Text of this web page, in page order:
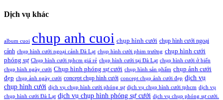
Dịch vụ khác
album cuoi chup anh cuoi chụp hình cưới chụp hình cưới ngoại
cảnh chụp hình cưới ngoại cảnh Đà Lạt chụp hình cưới phim trường chụp hình cưới
phóng sự Chụp hình cưới tphcm giá rẻ chụp hình cưới tại Đà Lạt chụp hình cưới ở biển
chụp hình ngày cưới Chụp hình phóng sự cưới chụp hình sản phẩm chụp ảnh cưới
đẹp chụp ảnh ngày cưới concept chụp hình cưới concept chụp ảnh cưới đẹp dịch vụ
chụp hình cưới dịch vụ chụp hình cưới phóng sự dịch vụ chụp hình cưới tphcm dịch vụ
chụp hình cưới Đà Lạt dịch vụ chụp hình phóng sự cưới dịch vụ chụp phóng sự cưới.